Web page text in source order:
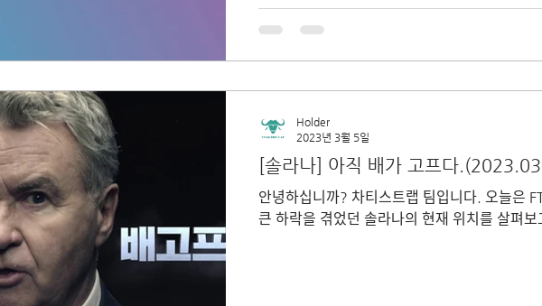
[솔라나] 아직 배가 고프다
안녕하십니까? 차티스트랩 팀입니다.
큰 하락을 겪었던 솔라나의 현재 위치를
Holder
2023년 3월 5일